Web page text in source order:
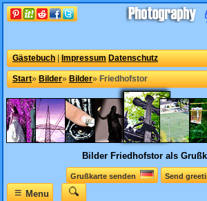
Gästebuch Impressum Datenschutz
Start» Bilder» Bilder» Friedhofstor
Bilder Friedhofstor als
Grußkarte senden Send
≡Menu